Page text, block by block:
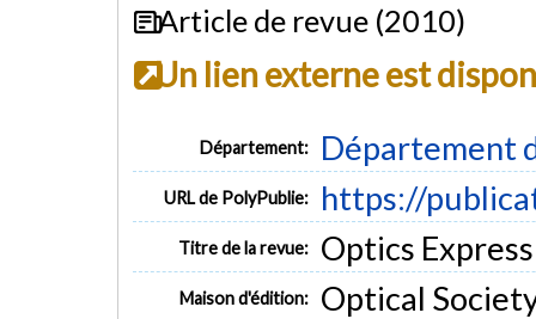
Article de revue (2010)
Un lien externe est
Département: Département
URL de PolyPublie: https://
Titre de la revue: Optics
Maison d'édition: Optical